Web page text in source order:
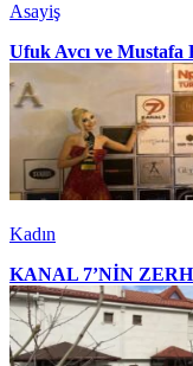
Asayiş
Ufuk Avcı ve Mustafa
Kadın
KANAL 7’NİN